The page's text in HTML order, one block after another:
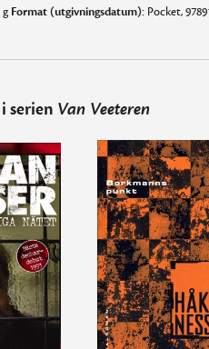
Format (utgivningsdatum):Pocket,
serien Van Veeteren